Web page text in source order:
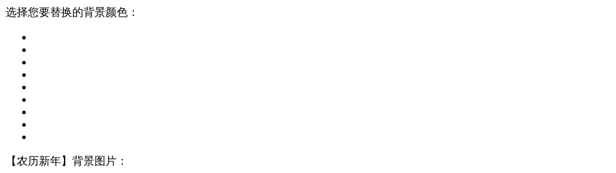
选择您要替换的背景颜色：
【农历新年】背景图片：